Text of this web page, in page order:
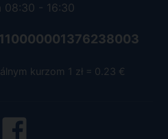
08:30 - 16:30
kurzom 1 zł = 0.23 €